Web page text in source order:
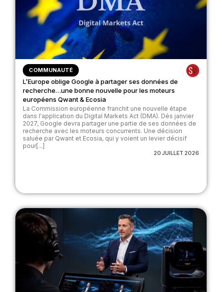
COMMUNAUTÉ
L’Europe oblige Google à partager ses données de
recherche…une bonne nouvelle pour les moteurs
européens Qwant & Ecosia
La Commission européenne franchit une nouvelle étape
dans l'application du Digital Markets Act (DMA). Dès janvier
2027, Google devra partager une partie de ses données de
recherche avec les moteurs concurrents. Une décision
saluée par Qwant et Ecosia, qui y voient un levier décisif
pour[...]
20 JUILLET 2026